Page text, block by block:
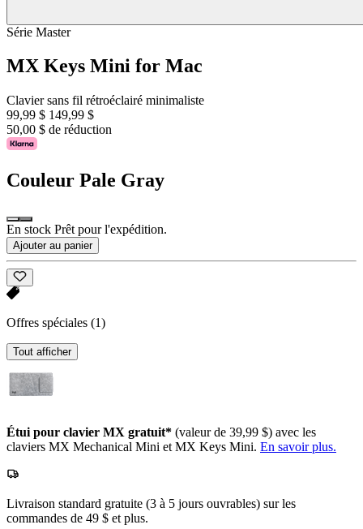
Série Master
MX Keys Mini for Mac
Clavier sans fil rétroéclairé minimaliste
99,99 $ 149,99 $
50,00 $ de réduction
Couleur Pale Gray
En stock Prêt pour l'expédition.
Ajouter au panier
Offres spéciales (1)
Tout afficher
Étui pour clavier MX gratuit* (valeur de 39,99 $) avec les
claviers MX Mechanical Mini et MX Keys Mini. En savoir plus.
Livraison standard gratuite (3 à 5 jours ouvrables) sur les
commandes de 49 $ et plus.